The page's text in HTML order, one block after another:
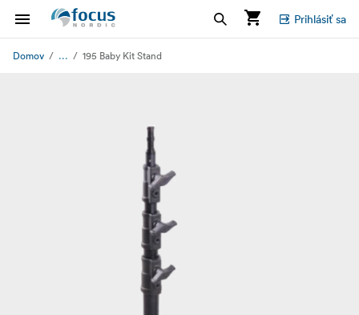
Prihlásiť sa
Domov ... 195 Baby Kit Stand